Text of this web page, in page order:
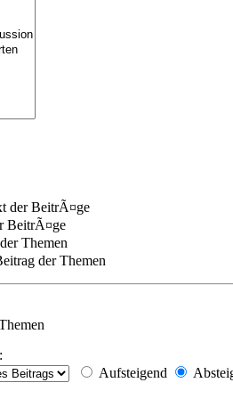
der BeitrÃ¤ge
BeitrÃ¤ge
Themen
der Themen
Aufsteigend